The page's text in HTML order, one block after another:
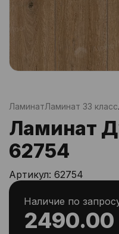
ЛаминатЛаминат 33 класс
Ламинат
62754
Артикул: 62754
Наличие по